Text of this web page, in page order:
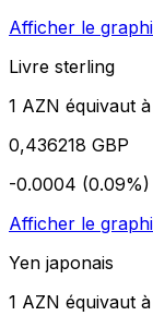
Afficher le
Livre sterling
1 AZN équivaut à
0,436218 GBP
-0.0004 (0.09%)
Afficher le
Yen japonais
1 AZN équivaut à